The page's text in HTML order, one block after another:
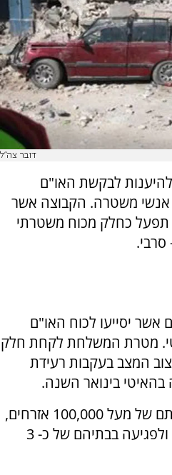
דובר צה"ל
לבקשת האו"ם
אנשי משטרה. הקבוצה אשר
תפעל כחלק מכוח משטרתי
סרבי.
14 שוטרים אשר יסייעו לכוח האו"ם
מטרת המשלחת לקחת חלק
המצב בעקבות רעידת
בינואר השנה.
רעידת האדמה הביאה למותם של מעל 100,000 אזרחים,
לפציעתם של מאות אלפים ולפגיעה בבתיהם של כ- 3